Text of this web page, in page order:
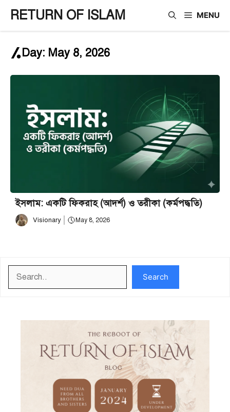
content
RETURN OF ISLAM MENU
Day: May 8, 2026
ইসলাম: একটি ফিকরাহ (আদর্শ) ও তরীকা (কর্মপদ্ধতি)
Visionary May 8, 2026
Search
Search